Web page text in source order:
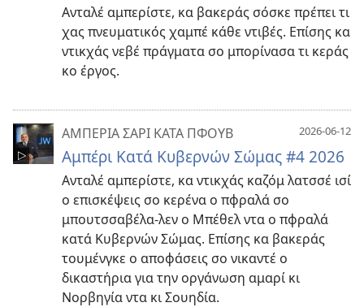
Ανταλέ αμπερίστε, κα βακεράς σόσκε πρέπει τι
χας πνευματικός χαμπέ κάθε ντιβές. Επίσης κα
ντικχάς νεβέ πράγματα σο μπορίνασα τι κεράς
κο έργος.
2026-06-12
ΑΜΠΕΡΙΑ ΣΑΡΙ ΚΑΤΑ ΠΦΟΥΒ
Αμπέρι Κατά Κυβερνών Σώμας #4 2026
Ανταλέ αμπερίστε, κα ντικχάς καζόμ λατσσέ ισί
ο επισκέψεις σο κερένα ο πφραλά σο
μπουτσσαβέλα-λεν ο Μπέθελ ντα ο πφραλά
κατά Κυβερνών Σώμας. Επίσης κα βακεράς
τουμένγκε ο αποφάσεις σο νικαντέ ο
δικαστήρια για την οργάνωση αμαρί κι
Νορβηγία ντα κι Σουηδία.